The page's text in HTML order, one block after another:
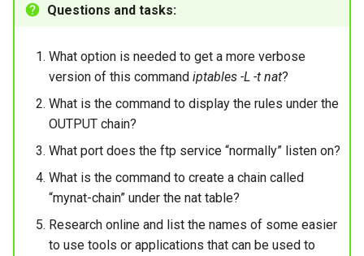
Questions and tasks:
What option is needed to get a more verbose
version of this command iptables -L -t nat?
What is the command to display the rules under the
OUTPUT chain?
What port does the ftp service “normally” listen on?
What is the command to create a chain called
“mynat-chain” under the nat table?
Research online and list the names of some easier
to use tools or applications that can be used to